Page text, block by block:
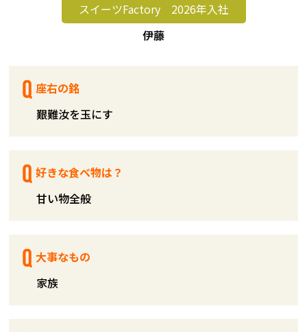
スイーツFactory 2026年入社
座右の銘
艱難汝を玉にす
好きな食べ物は？
甘い物全般
大事なもの
家族